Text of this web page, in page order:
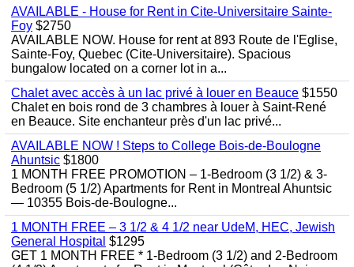
AVAILABLE - House for Rent in Cite-Universitaire Sainte-
Foy $2750
AVAILABLE NOW. House for rent at 893 Route de l'Eglise,
Sainte-Foy, Quebec (Cite-Universitaire). Spacious
bungalow located on a corner lot in a...
Chalet avec accès à un lac privé à louer en Beauce $1550
Chalet en bois rond de 3 chambres à louer à Saint-René
en Beauce. Site enchanteur près d'un lac privé...
AVAILABLE NOW ! Steps to College Bois-de-Boulogne
Ahuntsic $1800
1 MONTH FREE PROMOTION – 1-Bedroom (3 1/2) & 3-
Bedroom (5 1/2) Apartments for Rent in Montreal Ahuntsic
— 10355 Bois-de-Boulogne...
1 MONTH FREE – 3 1/2 & 4 1/2 near UdeM, HEC, Jewish
General Hospital $1295
GET 1 MONTH FREE * 1-Bedroom (3 1/2) and 2-Bedroom